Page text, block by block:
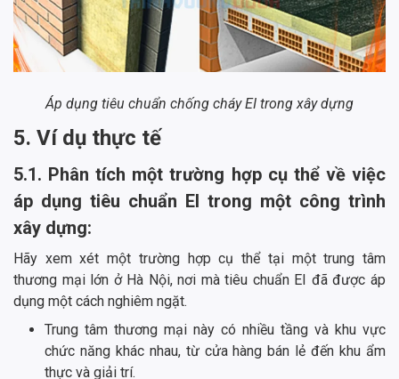
Áp dụng tiêu chuẩn chống cháy EI trong xây dựng
5. Ví dụ thực tế
5.1. Phân tích một trường hợp cụ thể về việc
áp dụng tiêu chuẩn EI trong một công trình
xây dựng:
Hãy xem xét một trường hợp cụ thể tại một trung tâm
thương mại lớn ở Hà Nội, nơi mà tiêu chuẩn EI đã được áp
dụng một cách nghiêm ngặt.
Trung tâm thương mại này có nhiều tầng và khu vực
chức năng khác nhau, từ cửa hàng bán lẻ đến khu ẩm
thực và giải trí.